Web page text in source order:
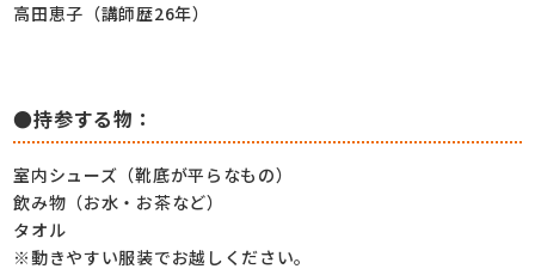
高田恵子（講師歴26年）
●持参する物：
室内シューズ（靴底が平らなもの）
飲み物（お水・お茶など）
タオル
※動きやすい服装でお越しください。